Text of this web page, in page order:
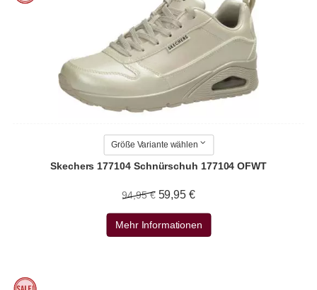
Größe Variante wählen
Skechers 177104 Schnürschuh 177104 OFWT
94,95 € 59,95 €
Mehr Informationen